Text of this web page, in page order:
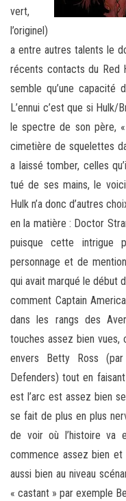
vert,
l’originel)
a entre autres talents le
récents contacts du Red
semble qu’une capacité
L’ennui c’est que si Hulk/
le spectre de son père,
cimetière de squelettes
a laissé tomber, celles
tué de ses mains, le
Hulk n’a donc d’autres
en la matière : Doctor
puisque cette intrigue
personnage et de
qui avait marqué le début
comment Captain
dans les rangs des
touches assez bien vues,
envers Betty Ross
Defenders) tout en
est l’arc est assez bien
se fait de plus en plus
de voir où l’histoire va
commence assez bien et
aussi bien au niveau
« castant » par exemple